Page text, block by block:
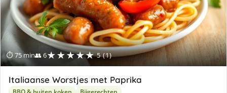
⏱ 75 min👥 6★★★★★ 5 (1)
Italiaanse Worstjes met Paprika